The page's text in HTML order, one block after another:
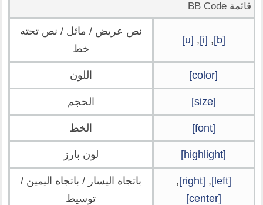
قائمة BB Code
[b]
,
[i]
,
[u]
نص عريض / مائل / نص تحته
خط
[color] اللون
[size] الحجم
[font] الخط
[highlight] لون بارز
[left]
,
[right]
,
[center]
باتجاه اليسار / باتجاه اليمين /
توسيط